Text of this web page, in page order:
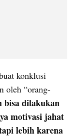
konklusi
oleh “orang-
bisa dilakukan
motivasi jahat
lebih karena